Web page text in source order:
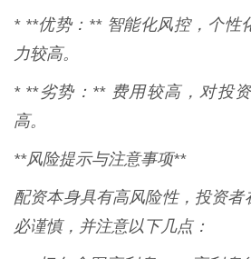
* **优势：** 智能化风控，个性
力较高。
* **劣势：** 费用较高，对投
高。
**风险提示与注意事项**
配资本身具有高风险性，投资者
必谨慎，并注意以下几点：